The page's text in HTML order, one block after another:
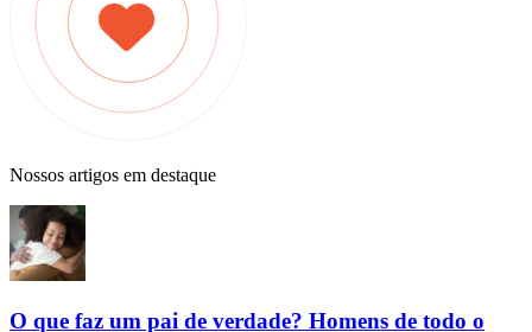
Nossos artigos em destaque
O que faz um pai de verdade? Homens de todo o